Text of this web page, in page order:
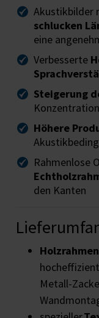
Akustikbilder
schlucken
eine
Verbesserte
Steigerung
Konzentration
Höhere
Rahmenlose
den Kanten
Metall-